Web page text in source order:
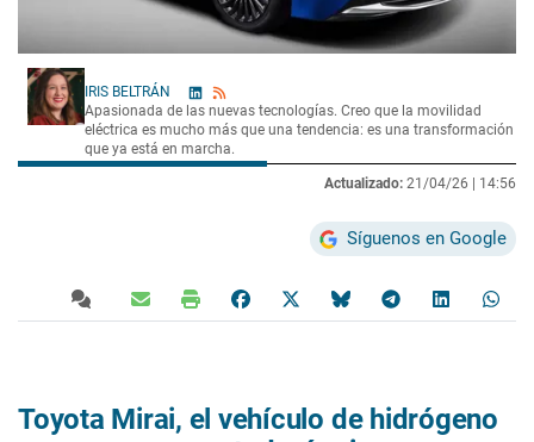
IRIS BELTRÁN
Apasionada de las nuevas tecnologías. Creo que la movilidad
eléctrica es mucho más que una tendencia: es una transformación
que ya está en marcha.
Actualizado: 21/04/26 | 14:56
Síguenos en Google
Toyota Mirai, el vehículo de hidrógeno